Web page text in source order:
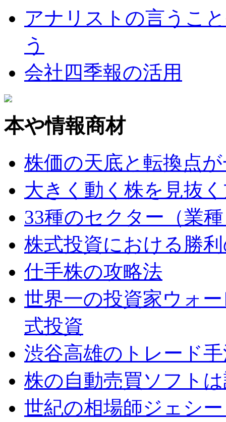
アナリストの言うこ
う
会社四季報の活用
本や情報商材
株価の天底と転換点
大きく動く株を見抜
33種のセクター（業
株式投資における勝
仕手株の攻略法
世界一の投資家ウォ
式投資
渋谷高雄のトレード
株の自動売買ソフト
世紀の相場師ジェシ